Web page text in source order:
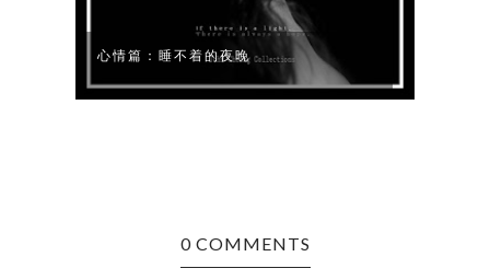
心情篇：睡不着的夜晚
0 COMMENTS